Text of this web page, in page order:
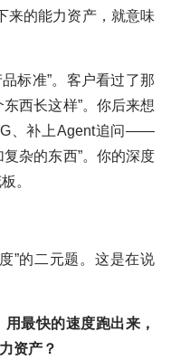
来的能力资产，就意味
标准”。客户看过了那
西长这样”。你后来想
、补上Agent追问——
杂的东西”。你的深度
。
”的二元题。这是在说
最快的速度跑出来，
资产？